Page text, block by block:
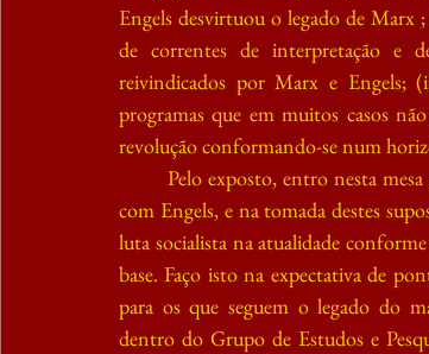
Engels desvirtuou o legado de Marx
de correntes de interpretação e
reivindicados por Marx e Engels;
programas que em muitos casos
revolução conformando-se num
Pelo exposto, entro nesta
com Engels, e na tomada destes
luta socialista na atualidade
base. Faço isto na expectativa de
para os que seguem o legado do
dentro do Grupo de Estudos e